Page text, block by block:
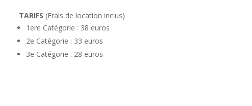
TARIFS (Frais de location inclus)
1ere Catégorie : 38 euros
2e Catégorie : 33 euros
3e Catégorie : 28 euros